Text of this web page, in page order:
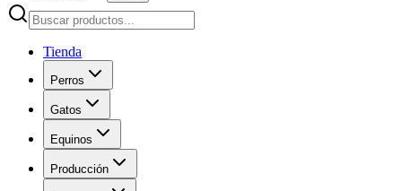
Tienda
Perros
Gatos
Equinos
Producción